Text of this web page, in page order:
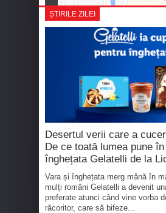
ȘTIRILE ZILEI
Desertul verii care a
De ce toată lumea pune
înghețata Gelatelli de la
Vara și înghețata merg mână în
mulți români Gelatelli a devenit
preferate atunci când vine vorba
răcoritor, care să bifeze...